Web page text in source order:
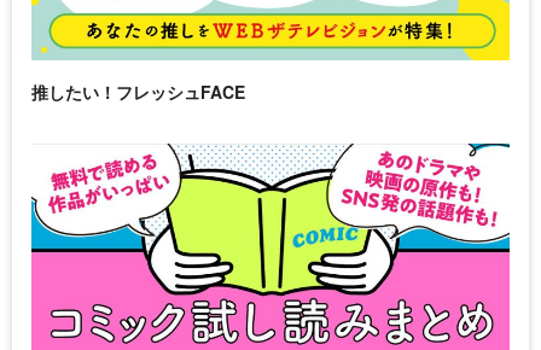
推したい！フレッシュFACE